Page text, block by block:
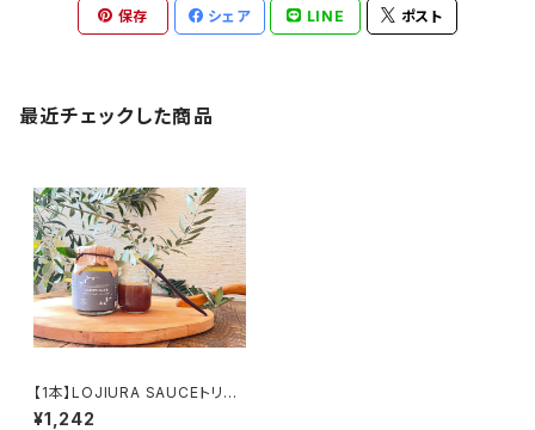
保存 シェア LINE ポスト
最近チェックした商品
【1本】LOJIURA SAUCEトリュ
フソース160g
¥1,242